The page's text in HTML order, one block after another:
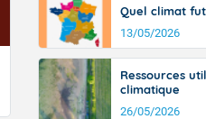
Quel climat
13/05/2026
Ressources
climatique
26/05/2026